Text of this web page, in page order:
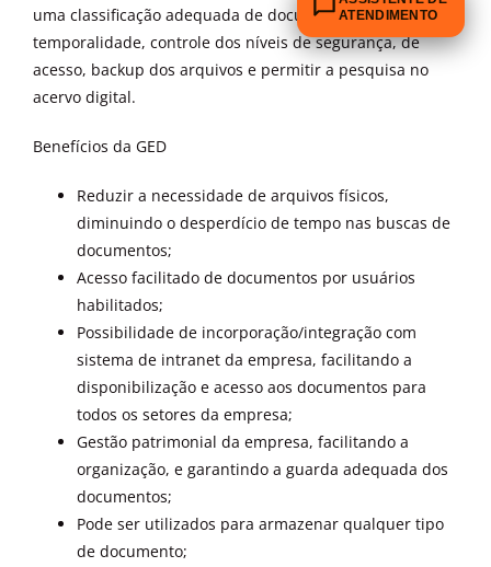
uma classificação adequada de documentos, tabelas de
temporalidade, controle dos níveis de segurança, de
acesso, backup dos arquivos e permitir a pesquisa no
acervo digital.
Benefícios da GED
Reduzir a necessidade de arquivos físicos,
diminuindo o desperdício de tempo nas buscas de
documentos;
Acesso facilitado de documentos por usuários
habilitados;
Possibilidade de incorporação/integração com
sistema de intranet da empresa, facilitando a
disponibilização e acesso aos documentos para
todos os setores da empresa;
Gestão patrimonial da empresa, facilitando a
organização, e garantindo a guarda adequada dos
documentos;
Pode ser utilizados para armazenar qualquer tipo
de documento;
ATENDIMENTO